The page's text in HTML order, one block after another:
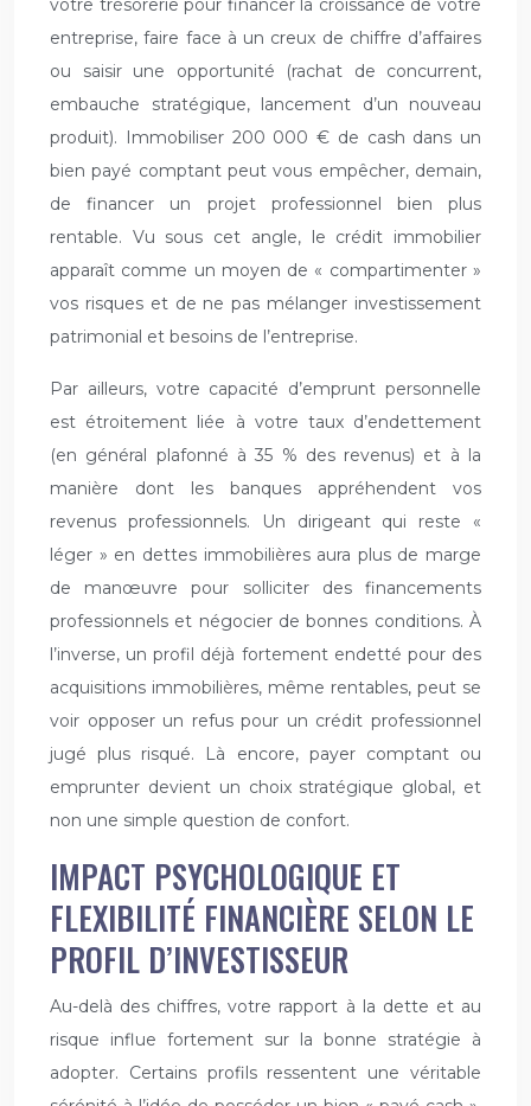
votre trésorerie pour financer la croissance de votre
entreprise, faire face à un creux de chiffre d’affaires
ou saisir une opportunité (rachat de concurrent,
embauche stratégique, lancement d’un nouveau
produit). Immobiliser 200 000 € de cash dans un
bien payé comptant peut vous empêcher, demain,
de financer un projet professionnel bien plus
rentable. Vu sous cet angle, le crédit immobilier
apparaît comme un moyen de « compartimenter »
vos risques et de ne pas mélanger investissement
patrimonial et besoins de l’entreprise.
Par ailleurs, votre capacité d’emprunt personnelle
est étroitement liée à votre taux d’endettement
(en général plafonné à 35 % des revenus) et à la
manière dont les banques appréhendent vos
revenus professionnels. Un dirigeant qui reste «
léger » en dettes immobilières aura plus de marge
de manœuvre pour solliciter des financements
professionnels et négocier de bonnes conditions. À
l’inverse, un profil déjà fortement endetté pour des
acquisitions immobilières, même rentables, peut se
voir opposer un refus pour un crédit professionnel
jugé plus risqué. Là encore, payer comptant ou
emprunter devient un choix stratégique global, et
non une simple question de confort.
IMPACT PSYCHOLOGIQUE ET
FLEXIBILITÉ FINANCIÈRE SELON LE
PROFIL D’INVESTISSEUR
Au-delà des chiffres, votre rapport à la dette et au
risque influe fortement sur la bonne stratégie à
adopter. Certains profils ressentent une véritable